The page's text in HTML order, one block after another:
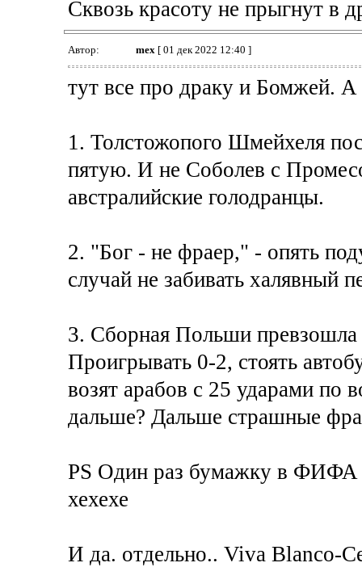
Сквозь красоту не прыгнут в
Автор: mex [ 01 дек 2022 12:40 ]
тут все про драку и Бомжей.
1. Толстожопого Шмейхеля
пятую. И не Соболев с
австралийские голодранцы.
2. "Бог - не фраер," - опять
случай не забивать халявный
3. Сборная Польши превзошла
Проигрывать 0-2, стоять
возят арабов с 25 ударами по
дальше? Дальше страшные
PS Один раз бумажку в ФИФА
хехехе
И да. отдельно.. Viva Blanco-